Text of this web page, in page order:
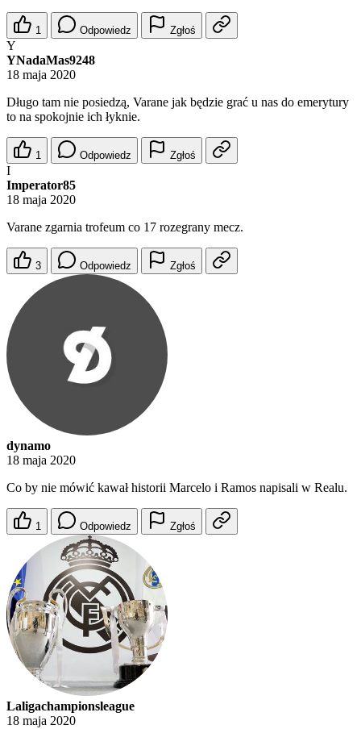
1 Odpowiedz Zgłoś
Y
YNadaMas9248
18 maja 2020
Długo tam nie posiedzą, Varane jak będzie grać u nas do emerytury
to na spokojnie ich łyknie.
1 Odpowiedz Zgłoś
I
Imperator85
18 maja 2020
Varane zgarnia trofeum co 17 rozegrany mecz.
3 Odpowiedz Zgłoś
dynamo
18 maja 2020
Co by nie mówić kawał historii Marcelo i Ramos napisali w Realu.
1 Odpowiedz Zgłoś
Laligachampionsleague
18 maja 2020